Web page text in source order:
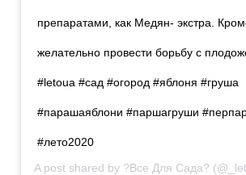
препаратами, как Медян- экстра.
желательно провести борьбу с
#letoua #сад #огород #яблоня #груша
#парашаяблони #паршагруши
#лето2020
A post shared by ?Все Для Сада?